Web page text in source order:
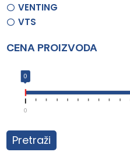
VENTING
VTS
CENA PROIZVODA
0
0
Pretraži